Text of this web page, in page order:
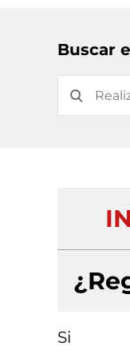
Buscar
Si